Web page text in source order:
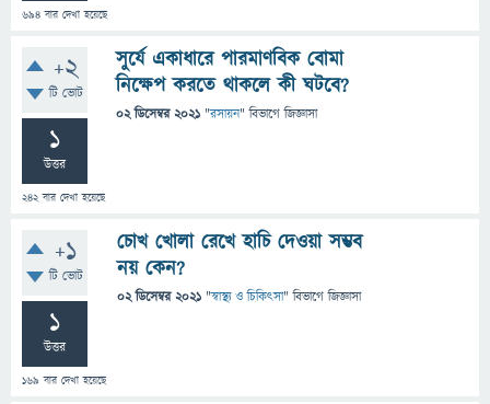
694 বার দেখা হয়েছে
+2
টি ভোট
1
উত্তর
242বার দেখা হয়েছে
সুর্যে একাধারে পারমাণবিক বোমা
নিক্ষেপ করতে থাকলে কী ঘটবে?
02 ডিসেম্বর 2021 "রসায়ন" বিভাগে জিজ্ঞাসা
+1
টি ভোট
1
উত্তর
169 বার দেখা হয়েছে
চোখ খোলা রেখে হাচি দেওয়া সম্ভব
নয় কেন?
02 ডিসেম্বর 2021 "স্বাস্থ্য ও চিকিৎসা" বিভাগে জিজ্ঞাসা